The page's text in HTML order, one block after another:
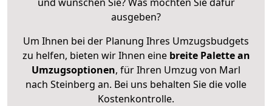
ausgeben?
Um Ihnen bei der Planung Ihres Umzugsbudgets
zu helfen, bieten wir Ihnen eine breite Palette an
Umzugsoptionen, für Ihren Umzug von Marl
nach Steinberg an. Bei uns behalten Sie die volle
Kostenkontrolle.